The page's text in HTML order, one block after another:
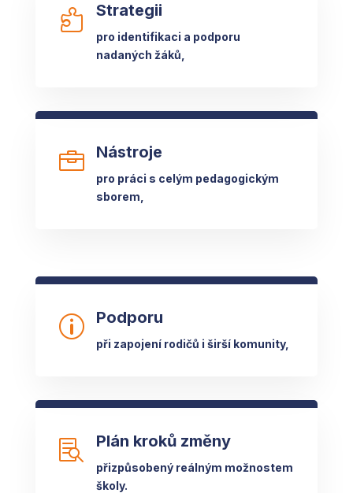
 Strategii
pro identifikaci a podporu
nadaných žáků,
 Nástroje
pro práci s celým pedagogickým
sborem,
p Podporu
při zapojení rodičů i širší komunity,
 Plán kroků změny
přizpůsobený reálným možnostem
školy.